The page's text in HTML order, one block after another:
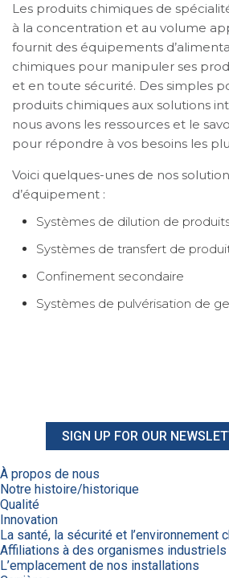
Les produits chimiques de
à la concentration et au volume
fournit des équipements
chimiques pour manipuler ses
et en toute sécurité. Des simples
produits chimiques aux solutions
nous avons les ressources et le
pour répondre à vos besoins les
Voici quelques-unes de nos
d’équipement :
Systèmes de dilution de
Systèmes de transfert de
Confinement secondaire
Systèmes de pulvérisation de
SIGN UP FOR OUR
À propos de nous
Notre histoire/historique
Qualité
Innovation
La santé, la sécurité et l’environnement
Affiliations à des organismes industriels
L’emplacement de nos installations